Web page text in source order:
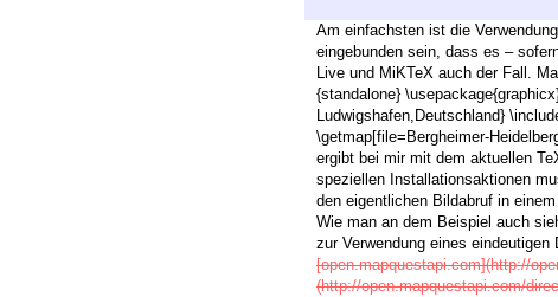
Am einfachsten ist die
eingebunden sein, dass es –
Live und MiKTeX auch der Fall.
{standalone}
Ludwigshafen,Deutschland}
\getmap[file=Bergheimer-
ergibt bei mir mit dem aktuellen
speziellen Installationsaktionen
den eigentlichen Bildabruf in
Wie man an dem Beispiel auch
zur Verwendung eines eindeutigen
[open.mapquestapi.com](http://
(http://open.mapquestapi.com/